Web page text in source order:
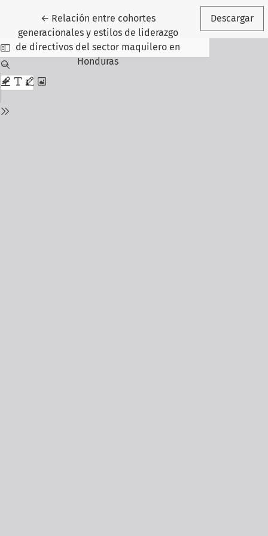
← Volver a los detalles del artículo
Relación entre cohortes
generacionales y estilos de liderazgo
de directivos del sector maquilero en
Honduras
Descargar